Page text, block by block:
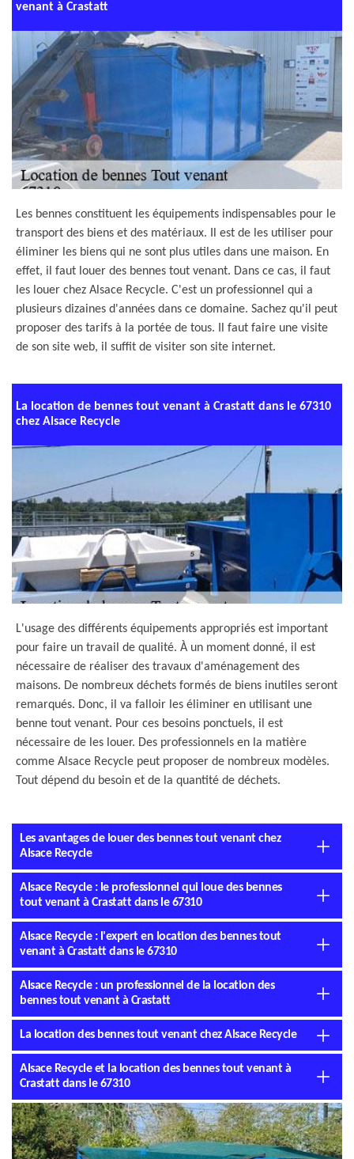
venant à Crastatt
Les bennes constituent les équipements indispensables pour le
transport des biens et des matériaux. Il est de les utiliser pour
éliminer les biens qui ne sont plus utiles dans une maison. En
effet, il faut louer des bennes tout venant. Dans ce cas, il faut
les louer chez Alsace Recycle. C'est un professionnel qui a
plusieurs dizaines d'années dans ce domaine. Sachez qu'il peut
proposer des tarifs à la portée de tous. Il faut faire une visite
de son site web, il suffit de visiter son site internet.
La location de bennes tout venant à Crastatt dans le 67310
chez Alsace Recycle
L'usage des différents équipements appropriés est important
pour faire un travail de qualité. À un moment donné, il est
nécessaire de réaliser des travaux d'aménagement des
maisons. De nombreux déchets formés de biens inutiles seront
remarqués. Donc, il va falloir les éliminer en utilisant une
benne tout venant. Pour ces besoins ponctuels, il est
nécessaire de les louer. Des professionnels en la matière
comme Alsace Recycle peut proposer de nombreux modèles.
Tout dépend du besoin et de la quantité de déchets.
Les avantages de louer des bennes tout venant chez
Alsace Recycle
Alsace Recycle : le professionnel qui loue des bennes
tout venant à Crastatt dans le 67310
Alsace Recycle : l'expert en location des bennes tout
venant à Crastatt dans le 67310
Alsace Recycle : un professionnel de la location des
bennes tout venant à Crastatt
La location des bennes tout venant chez Alsace Recycle
Alsace Recycle et la location des bennes tout venant à
Crastatt dans le 67310